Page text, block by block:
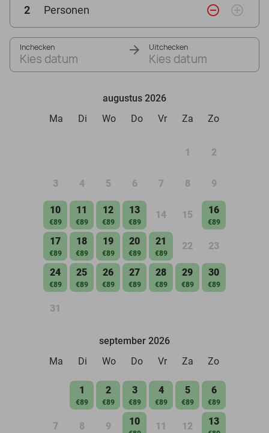
2 Personen remove_circle_outline add_circle_outline
Inchecken
Kies datum
Uitchecken
Kies datum
augustus 2026
Ma
Di Wo Do Vr Za Zo
1 2
3 4 5 6 7 8 9
10
€89
11
€89
12
€89
13
€89
14 15 16
€89
17
€89
18
€89
19
€89
20
€89
21
€89
22 23
24
€89
25
€89
26
€89
27
€89
28
€89
29
€89
30
€89
31
september 2026
Ma
Di Wo Do Vr Za Zo
1
€89
2
€89
3
€89
4
€89
5
€89
6
€89
7 8 9 10 11 12 13